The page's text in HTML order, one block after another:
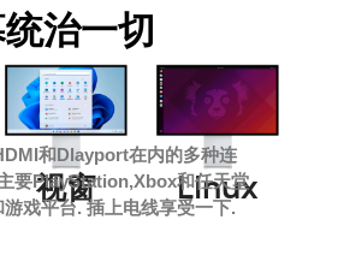
治一切
视窗 Linux
和Dlayport在内的多种连
要PlayStation,Xbox和任天堂
戏平台. 插上电线享受一下.